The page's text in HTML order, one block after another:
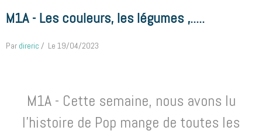
M1A - Les couleurs, les légumes ,.....
Par direric Le 19/04/2023
M1A - Cette semaine, nous avons lu
l’histoire de Pop mange de toutes les